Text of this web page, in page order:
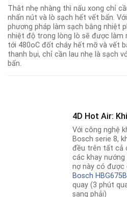
Thât nhẹ nhàng thì nấu xong chỉ
nhấn nút và lò sạch hết vết bẩn. Với
phương pháp làm sạch bằng nhiệt
nhiệt độ trong lòng lò sẽ được làm
tới 480oC đốt cháy hết mỡ và vết
thanh bụi, chỉ cần lau nhẹ là sạch
bẩn.
4D Hot Air:
Với công nghệ
Bosch serie 8,
đều trên tất cả
các khay nướng
nợ này có
Bosch
quay (3 phút
sang phải)